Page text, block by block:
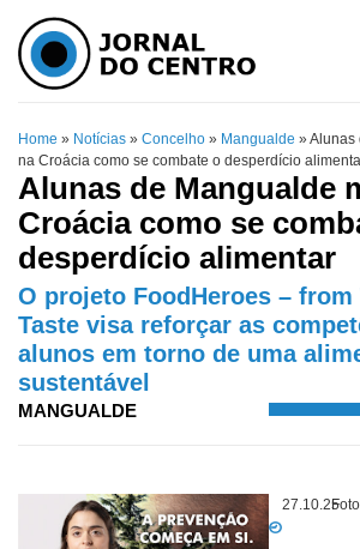
Home » Notícias » Concelho » Mangualde »Alunas
na Croácia como se combate o desperdício
Alunas de Mangualde
Croácia como se
desperdício alimentar
O projeto FoodHeroes – from
Taste visa reforçar as
alunos em torno de uma
sustentável
MANGUALDE
27.10.25